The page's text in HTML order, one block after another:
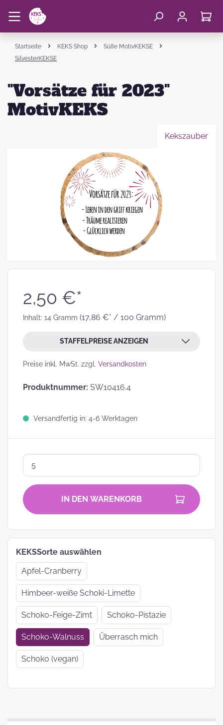
Startseite KEKS Shop
Süße MotivKEKSE
SilvesterKEKSE
"Vorsätze für 2023"
MotivKEKS
Kekszauber
2,50 €*
Inhalt: 14 Gramm (17,86 €* / 100 Gramm)
STAFFELPREISE ANZEIGEN
Preise inkl. MwSt. zzgl. Versandkosten
Produktnummer: SW10416.4
Versandfertig in: 4-6 Werktagen
IN DEN WARENKORB
KEKSSorte auswählen
Apfel-Cranberry
Himbeer-weiße Schoki-Limette
Schoko-Feige-Zimt Schoko-Pistazie
Schoko-Walnuss Überrasch mich
Schoko (vegan)